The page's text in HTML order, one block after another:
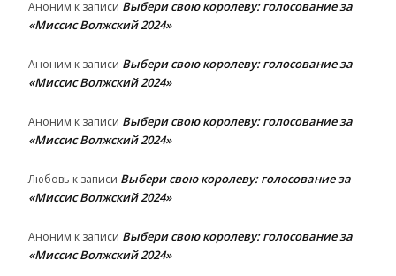
Аноним к записи Выбери свою королеву: голосование за
«Миссис Волжский 2024»
Аноним к записи Выбери свою королеву: голосование за
«Миссис Волжский 2024»
Аноним к записи Выбери свою королеву: голосование за
«Миссис Волжский 2024»
Любовь к записи Выбери свою королеву: голосование за
«Миссис Волжский 2024»
Аноним к записи Выбери свою королеву: голосование за
«Миссис Волжский 2024»